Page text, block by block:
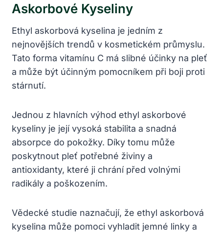
Askorbové Kyseliny
Ethyl askorbová kyselina je jedním z
nejnovějších trendů v kosmetickém průmyslu.
Tato forma vitamínu C má slibné účinky na pleť
a může být účinným pomocníkem při boji proti
stárnutí.
Jednou z hlavních výhod ethyl askorbové
kyseliny je její vysoká stabilita a snadná
absorpce do pokožky. Díky tomu může
poskytnout pleť potřebné živiny a
antioxidanty, které ji chrání před volnými
radikály a poškozením.
Vědecké studie naznačují, že ethyl askorbová
kyselina může pomoci vyhladit jemné linky a